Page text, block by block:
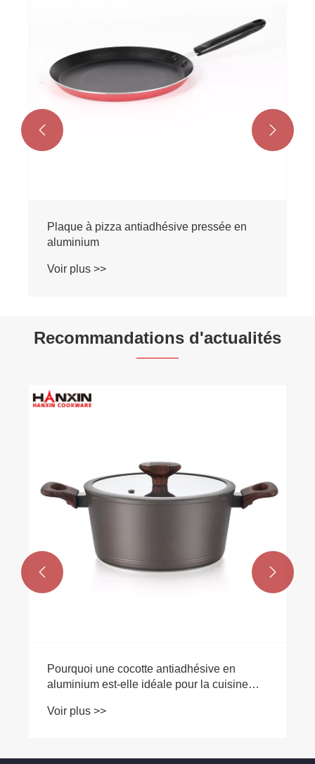
Plaque à pizza antiadhésive pressée en
aluminium
Voir plus >>
 
Recommandations d'actualités
antiadhésive en
idéale pour la cuisine
 